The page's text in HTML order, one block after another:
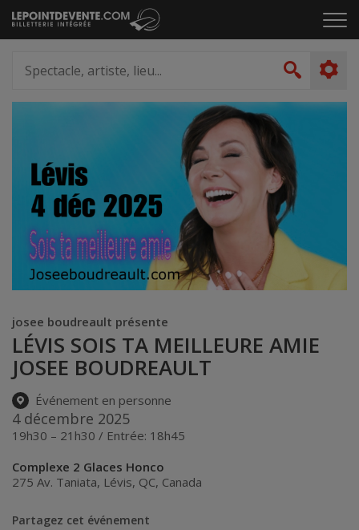
Passer
au
le
artiste,
lieu...
josee boudreault présente
LÉVIS SOIS TA MEILLEURE AMIE
JOSEE BOUDREAULT
Événement en personne
4 décembre 2025
19h30 – 21h30 / Entrée: 18h45
Complexe 2 Glaces Honco
275 Av. Taniata, Lévis, QC, Canada
Partagez cet événement